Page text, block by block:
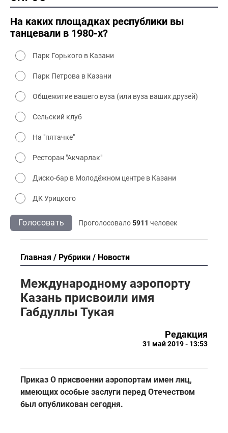
2000 культура
На каких площадках республики вы
танцевали в 1980-х?
Парк Горького в Казани
Парк Петрова в Казани
Общежитие вашего вуза (или вуза ваших друзей)
Сельский клуб
На "пятачке"
Ресторан "Акчарлак"
Диско-бар в Молодёжном центре в Казани
ДК Урицкого
Голосовать Проголосовало5911 человек
Главная Рубрики Новости
Международному аэропорту
Казань присвоили имя
Габдуллы Тукая
Редакция
31 май 2019 - 13:53
Приказ О присвоении аэропортам имен лиц,
имеющих особые заслуги перед Отечеством
был опубликован сегодня.